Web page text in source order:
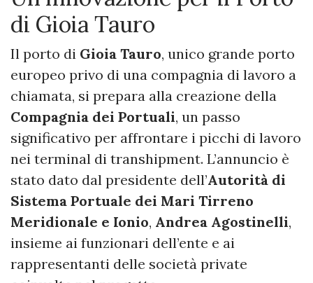
di Gioia Tauro
Il porto di Gioia Tauro, unico grande porto
europeo privo di una compagnia di lavoro a
chiamata, si prepara alla creazione della
Compagnia dei Portuali, un passo
significativo per affrontare i picchi di lavoro
nei terminal di transhipment. L’annuncio è
stato dato dal presidente dell’Autorità di
Sistema Portuale dei Mari Tirreno
Meridionale e Ionio, Andrea Agostinelli,
insieme ai funzionari dell’ente e ai
rappresentanti delle società private